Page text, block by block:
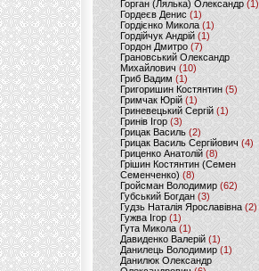
Горган (Лялька) Олександр(1)
Гордеєв Денис (1)
Гордієнко Микола (1)
Гордійчук Андрій (1)
Гордон Дмитро (7)
Грановський Олександр
Михайлович (10)
Гриб Вадим (1)
Григоришин Костянтин (5)
Гримчак Юрій(1)
Гриневецький Сергій(1)
Гринів Ігор (3)
Грицак Василь (2)
Грицак Василь Сергійович (4)
Гриценко Анатолій (8)
Грішин Костянтин (Семен
Семенченко)(8)
Гройсман Володимир(62)
Губський Богдан (3)
Гудзь Наталія Ярославівна(2)
Гужва Ігор (1)
Гута Микола (1)
Давиденко Валерій (1)
Данилець Володимир(1)
Данилюк Олександр